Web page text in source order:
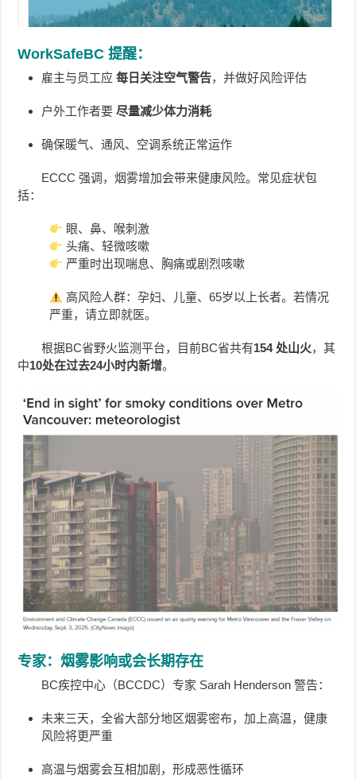
WorkSafeBC 提醒：
雇主与员工应每日关注空气警告，并做好风险评估
户外工作者要尽量减少体力消耗
确保暖气、通风、空调系统正常运作
ECCC 强调，烟雾增加会带来健康风险。常见症状包
括：
眼、鼻、喉刺激
头痛、轻微咳嗽
严重时出现喘息、胸痛或剧烈咳嗽
高风险人群：孕妇、儿童、65岁以上长者。若情况
严重，请立即就医。
根据BC省野火监测平台，目前BC省共有154 处山火，其
中10处在过去24小时内新增。
专家：烟雾影响或会长期存在
BC疾控中心（BCCDC）专家 Sarah Henderson 警告：
未来三天，全省大部分地区烟雾密布，加上高温，健康
风险将更严重
高温与烟雾会互相加剧，形成恶性循环